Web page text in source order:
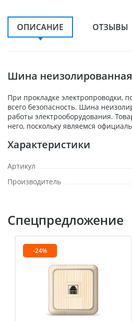
ОПИСАНИЕ ОТЗЫВЫ
Шина неизолированная
При прокладке электропроводки,
всего безопасность. Шина
работы электрооборудования.
него, поскольку являемся
Характеристики
Артикул
Производитель
Спецпредложение
-24%